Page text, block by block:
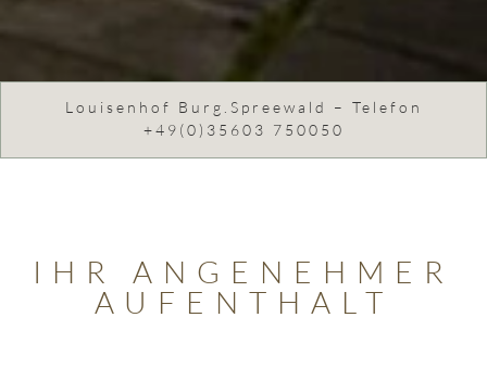
Louisenhof Burg.Spreewald – Telefon
+49(0)35603 750050
IHR ANGENEHMER
AUFENTHALT